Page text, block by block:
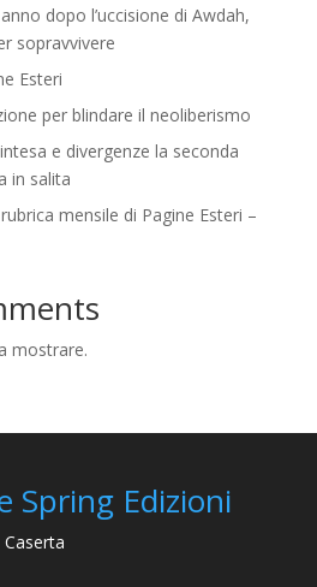
dopo l’uccisione di Awdah,
sopravvivere
Esteri
per blindare il neoliberismo
e divergenze la seconda
in salita
mensile di Pagine Esteri –
mostrare.
Spring Edizioni